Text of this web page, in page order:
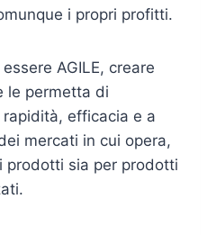
i propri profitti.
AGILE, creare
le permetta di
efficacia e a
mercati in cui opera,
prodotti sia per prodotti